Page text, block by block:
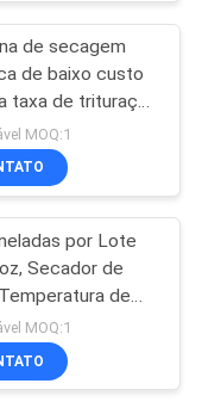
de secagem
de baixo custo
taxa de trituração
MOQ:1
por Lote
Secador de
de
Sistema de
de Ar e Dupla
MOQ:1